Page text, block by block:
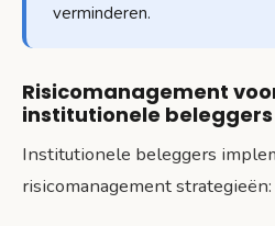
verminderen.
Risicomanagement
institutionele beleggers
Institutionele beleggers
risicomanagement strategieën: